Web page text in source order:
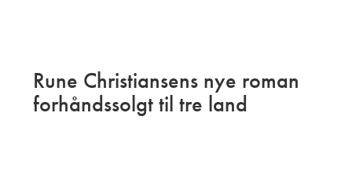
Rune Christiansens nye roman
forhåndssolgt til tre land